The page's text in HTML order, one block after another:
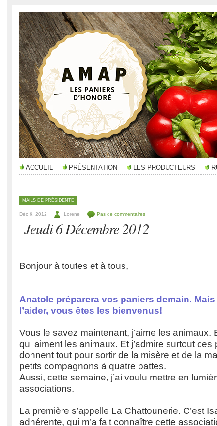
ACCUEIL PRÉSENTATION LES PRODUCTEURS
MAILS DE PRÉSIDENTE
Déc 6, 2012 Lorene Pas de commentaires
Jeudi 6 Décembre 2012
Bonjour à toutes et à tous,
Anatole préparera vos paniers demain.
l’aider, vous êtes les bienvenus!
Vous le savez maintenant, j’aime les animaux.
qui aiment les animaux. Et j’admire surtout ces
donnent tout pour sortir de la misère et de la
petits compagnons à quatre pattes.
Aussi, cette semaine, j’ai voulu mettre en
associations.
La première s’appelle La Chattounerie. C’est
adhérente, qui m’a fait connaître cette